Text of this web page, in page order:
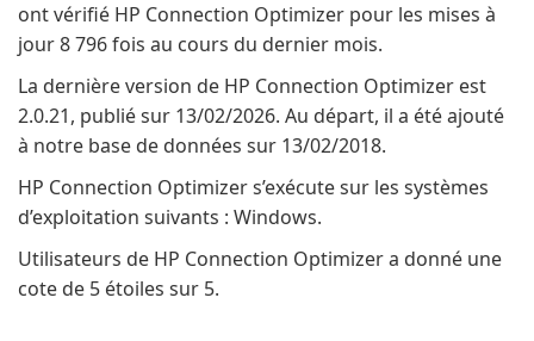
ont vérifié HP Connection Optimizer pour les mises à
jour 8 796 fois au cours du dernier mois.
La dernière version de HP Connection Optimizer est
2.0.21, publié sur 13/02/2026. Au départ, il a été ajouté
à notre base de données sur 13/02/2018.
HP Connection Optimizer s’exécute sur les systèmes
d’exploitation suivants : Windows.
Utilisateurs de HP Connection Optimizer a donné une
cote de 5 étoiles sur 5.